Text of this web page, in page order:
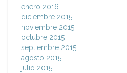
enero 2016
diciembre 2015
noviembre 2015
octubre 2015
septiembre 2015
agosto 2015
julio 2015